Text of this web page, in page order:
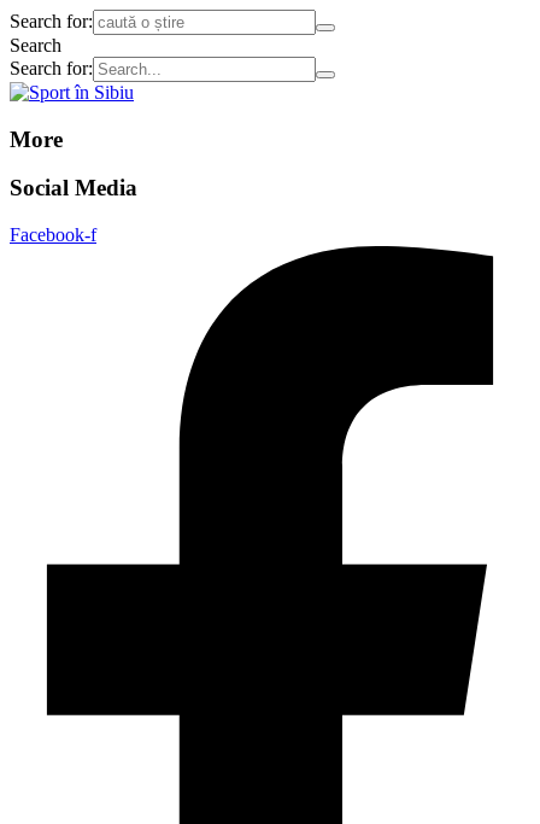
Search for:
Search
Search for:
More
Social Media
Facebook-f